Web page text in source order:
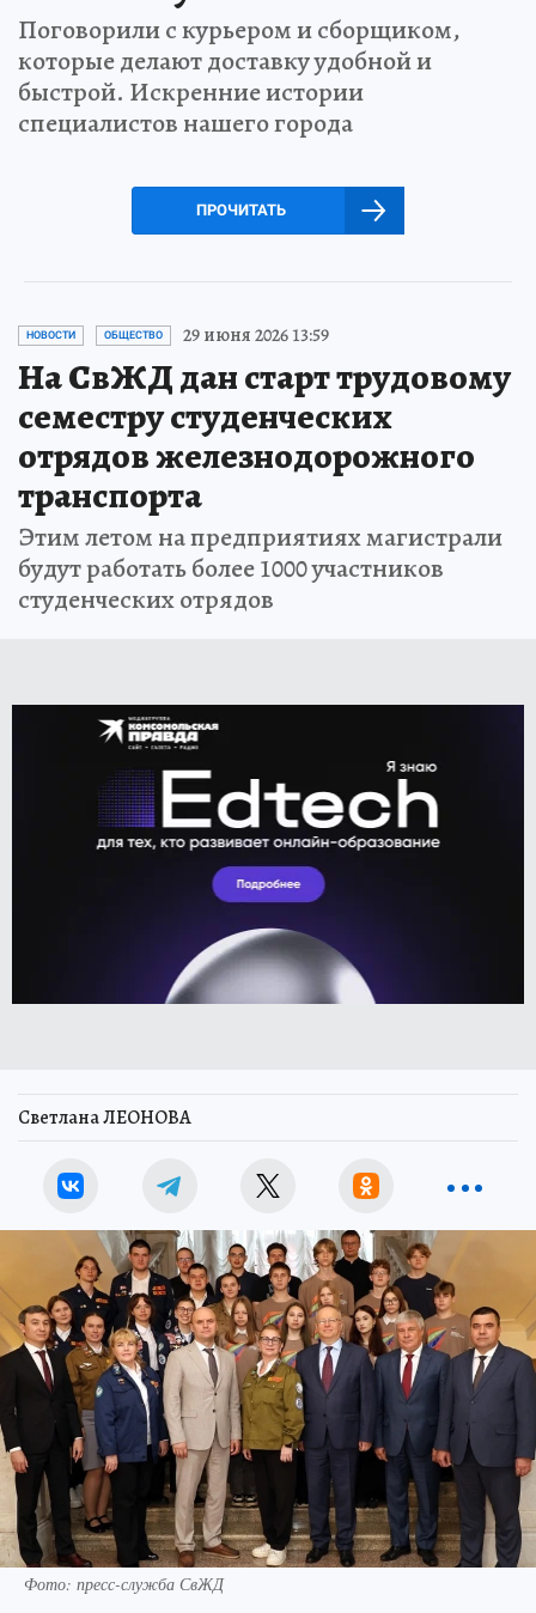
Поговорили с курьером и сборщиком,
которые делают доставку удобной и
быстрой. Искренние истории
специалистов нашего города
ПРОЧИТАТЬ
НОВОСТИ ОБЩЕСТВО 29 июня 2026 13:59
На СвЖД дан старт трудовому
семестру студенческих
отрядов железнодорожного
транспорта
Этим летом на предприятиях магистрали
будут работать более 1000 участников
студенческих отрядов
Светлана ЛЕОНОВА
Фото: пресс-служба СвЖД